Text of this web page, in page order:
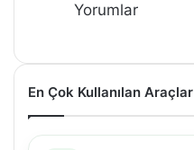
Yorumlar
En Çok Kullanılan Araçlar